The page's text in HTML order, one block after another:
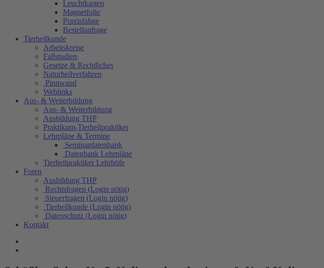
Leuchtkasten
Magnetfolie
Praxisfahne
Bestellanfrage
Tierheilkunde
Arbeitskreise
Fallstudien
Gesetze & Rechtliches
Naturheilverfahren
Pinnwand
Weblinks
Aus- & Weiterbildung
Aus- & Weiterbildung
Ausbildung THP
Praktikum-Tierheilpraktiker
Lehrpläne & Termine
Seminardatenbank
Datenbank Lehrpläne
Tierheilpraktiker Lehrhöfe
Foren
Ausbildung THP
Rechtsfragen (Login nötig)
Steuerfragen (Login nötig)
Tierheilkunde (Login nötig)
Datenschutz (Login nötig)
Kontakt